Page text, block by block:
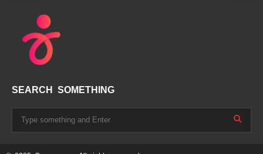
SEARCH SOMETHING